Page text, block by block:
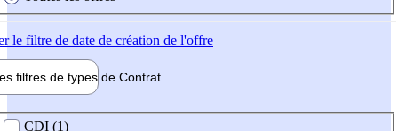
le filtre de date de création de l'offre
filtres de types de Contrat
contrat
CDI (1)